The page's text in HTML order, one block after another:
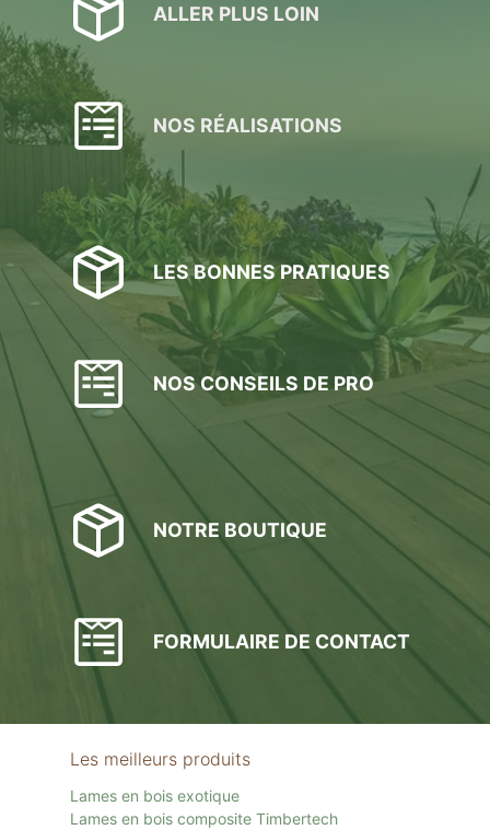
ALLER PLUS LOIN
NOS RÉALISATIONS
LES BONNES PRATIQUES
NOS CONSEILS DE PRO
NOTRE BOUTIQUE
FORMULAIRE DE CONTACT
Les meilleurs produits
Lames en bois exotique
Lames en bois composite Timbertech